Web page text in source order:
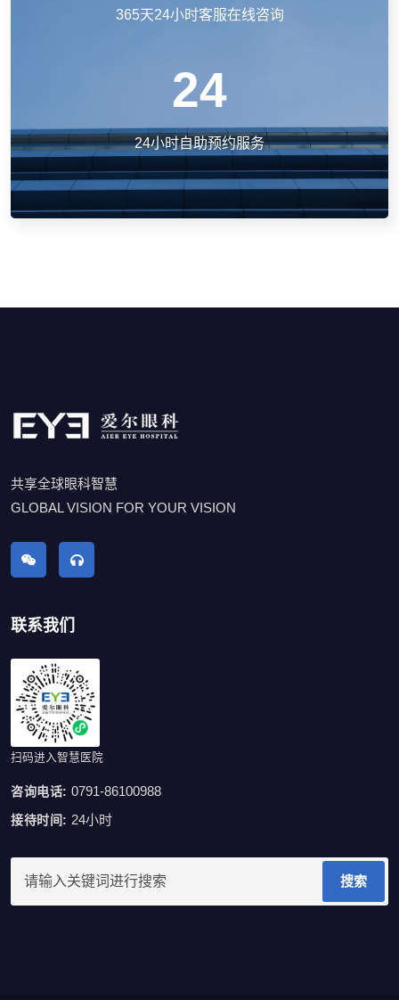
365天24小时客服在线咨询
24
24小时自助预约服务
共享全球眼科智慧
GLOBAL VISION FOR YOUR VISION
联系我们
扫码进入智慧医院
咨询电话: 0791-86100988
接待时间: 24小时
搜索